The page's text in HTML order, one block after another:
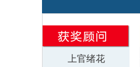
上官绪花